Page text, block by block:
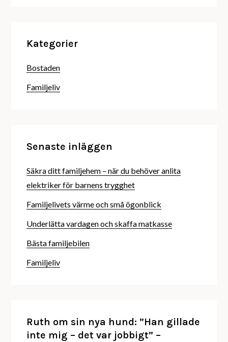
Kategorier
Bostaden
Familjeliv
Senaste inläggen
Säkra ditt familjehem – när du behöver anlita
elektriker för barnens trygghet
Familjelivets värme och små ögonblick
Underlätta vardagen och skaffa matkasse
Bästa familjebilen
Familjeliv
Ruth om sin nya hund: ”Han gillade
inte mig – det var jobbigt” –